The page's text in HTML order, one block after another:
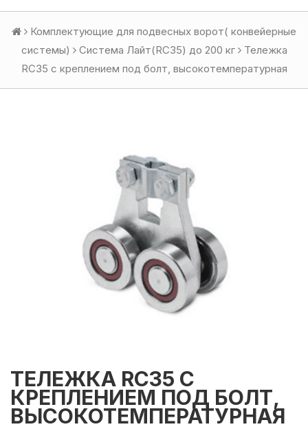
Комплектующие для подвесных ворот( конвейерные
системы)
Система Лайт(RC35) до 200 кг
Тележка
RC35 с креплением под болт, высокотемпературная
ТЕЛЕЖКА RC35 С
КРЕПЛЕНИЕМ ПОД БОЛТ,
ВЫСОКОТЕМПЕРАТУРНАЯ